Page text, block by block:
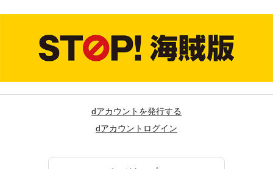
dアカウントを発行する
dアカウントログイン